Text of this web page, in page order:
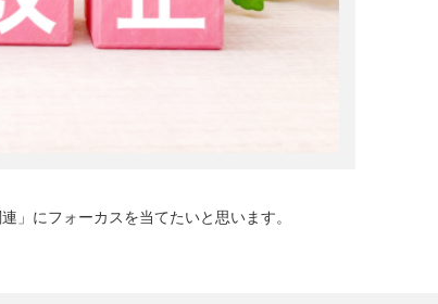
」にフォーカスを当てたいと思います。